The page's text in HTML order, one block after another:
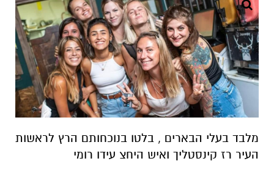
מלבד בעלי הבארים , בלטו בנוכחותם הרץ לראשות
העיר רז קינסטליך ואיש היחצ עידו רומי